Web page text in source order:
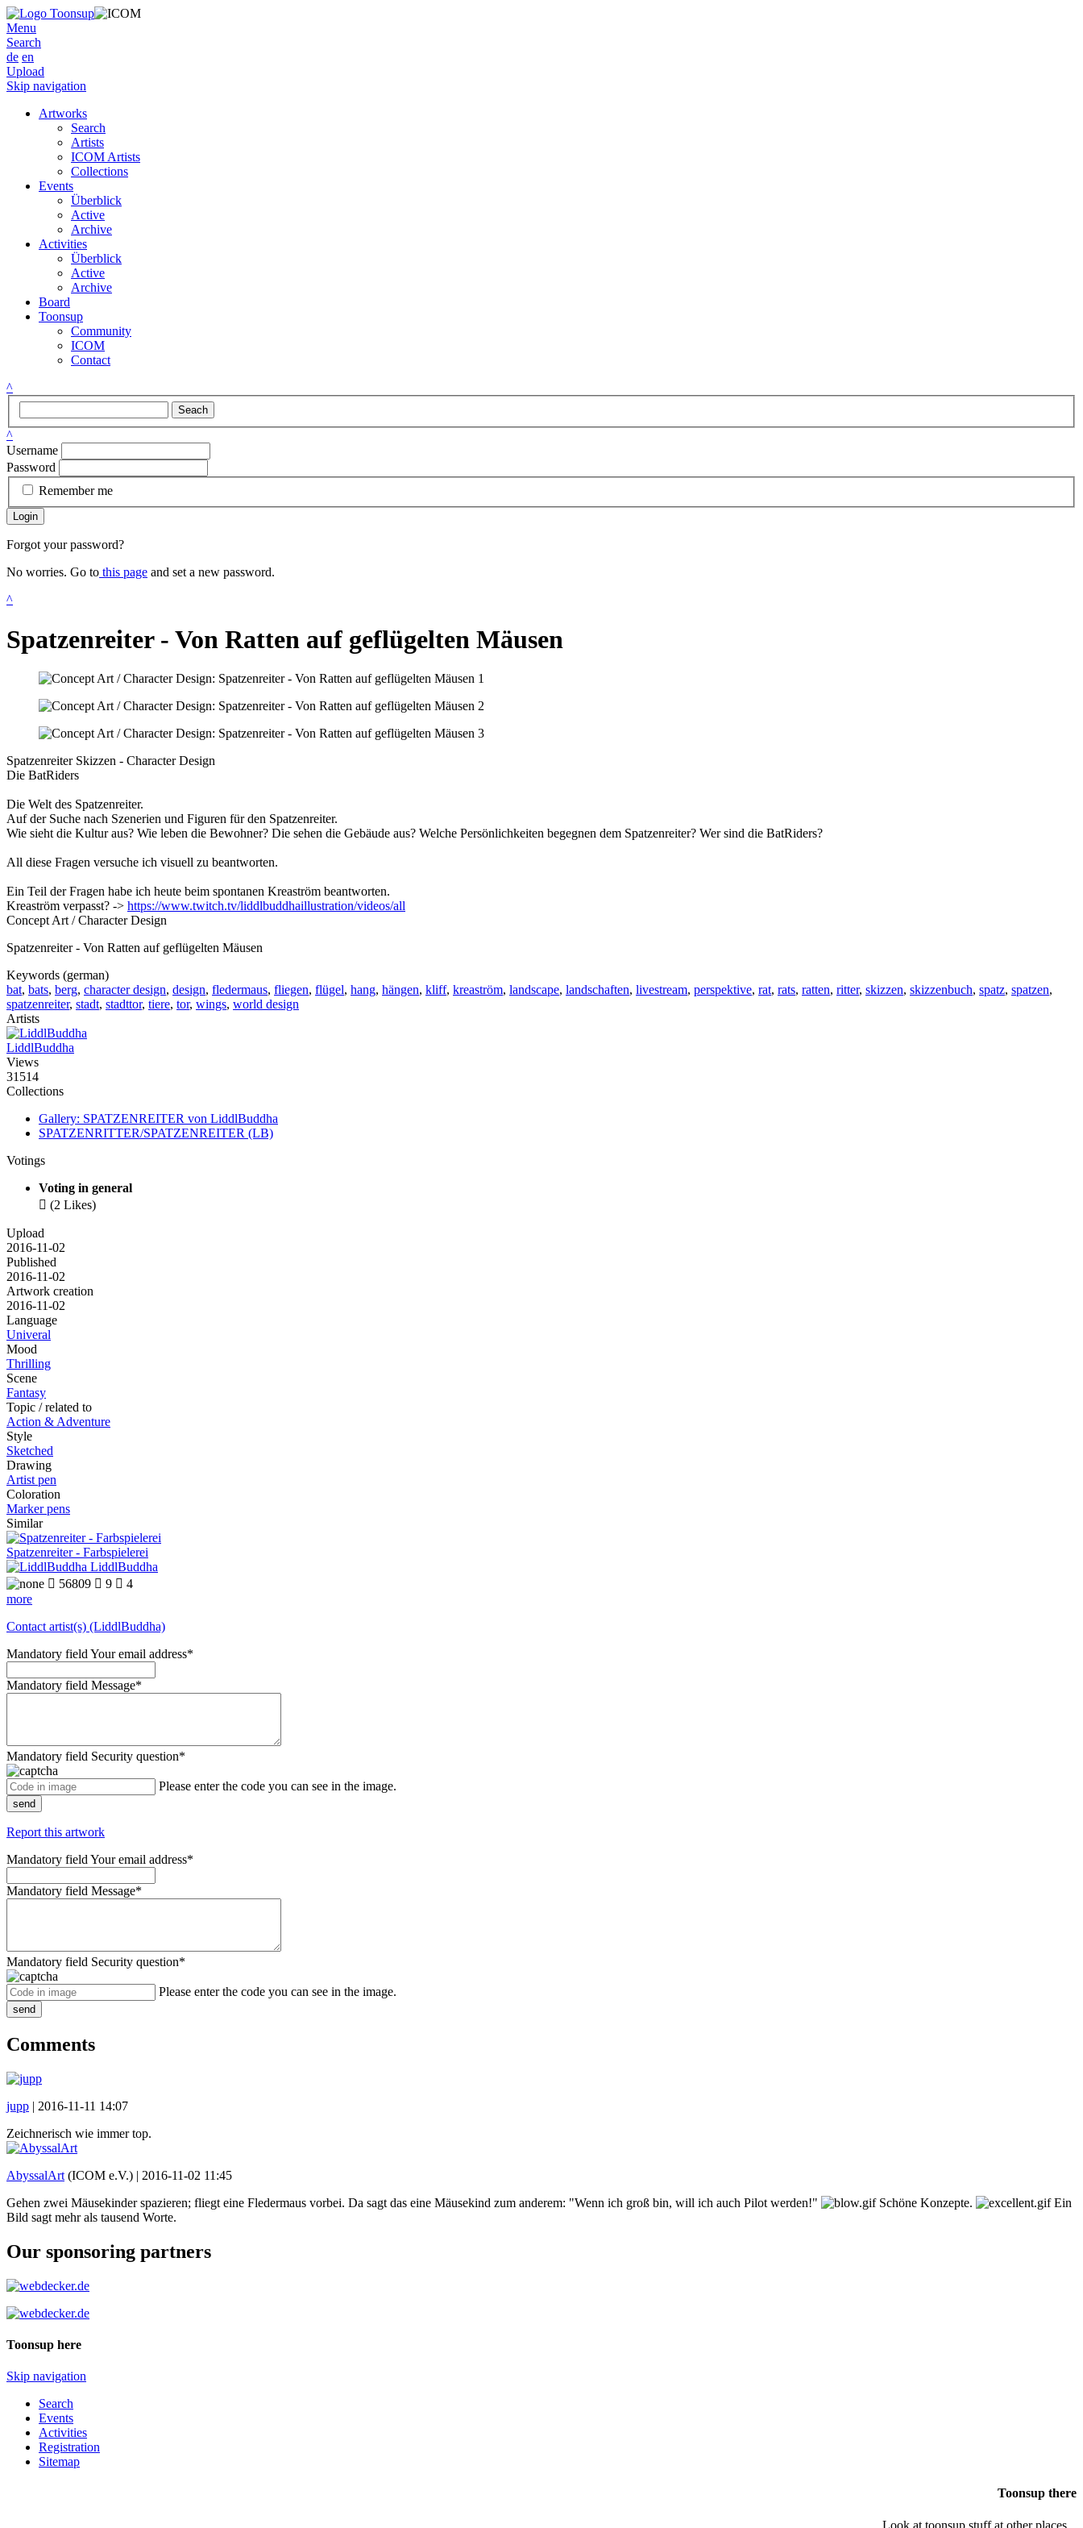
Menu
Search
de en
Upload
Skip navigation
Artworks
Search
Artists
ICOM Artists
Collections
Events
Überblick
Active
Archive
Activities
Überblick
Active
Archive
Board
Toonsup
Community
ICOM
Contact
^
Seach
^
Username
Password
Remember me
Login
Forgot your password?
No worries. Go to this page and set a new password.
^
Spatzenreiter - Von Ratten auf geflügelten Mäusen
Spatzenreiter Skizzen - Character Design
Die BatRiders
Die Welt des Spatzenreiter.
Auf der Suche nach Szenerien und Figuren für den Spatzenreiter.
Wie sieht die Kultur aus? Wie leben die Bewohner? Die sehen die Gebäude aus? Welche Persönlichkeiten begegnen dem Spatzenreiter? Wer sind die BatRiders?
All diese Fragen versuche ich visuell zu beantworten.
Ein Teil der Fragen habe ich heute beim spontanen Kreaström beantworten.
Kreaström verpasst? -> https://www.twitch.tv/liddlbuddhaillustration/videos/all
Concept Art / Character Design
Spatzenreiter - Von Ratten auf geflügelten Mäusen
Keywords (german)
bat, bats, berg, character design, design, fledermaus, fliegen, flügel, hang, hängen, kliff, kreaström, landscape, landschaften, livestream, perspektive, rat, rats, ratten, ritter, skizzen, skizzenbuch, spatz, spatzen,
spatzenreiter, stadt, stadttor, tiere, tor, wings, world design
Artists
LiddlBuddha
Views
31514
Collections
Gallery: SPATZENREITER von LiddlBuddha
SPATZENRITTER/SPATZENREITER (LB)
Votings
Voting in general
 (2 Likes)
Upload
2016-11-02
Published
2016-11-02
Artwork creation
2016-11-02
Language
Univeral
Mood
Thrilling
Scene
Fantasy
Topic / related to
Action & Adventure
Style
Sketched
Drawing
Artist pen
Coloration
Marker pens
Similar
Spatzenreiter - Farbspielerei
LiddlBuddha
 56809  9  4
more
Contact artist(s) (LiddlBuddha)
Mandatory field Your email address*
Mandatory field Message*
Mandatory field Security question*
Please enter the code you can see in the image.
send
Report this artwork
Mandatory field Your email address*
Mandatory field Message*
Mandatory field Security question*
Please enter the code you can see in the image.
send
Comments
jupp | 2016-11-11 14:07
Zeichnerisch wie immer top.
AbyssalArt (ICOM e.V.) | 2016-11-02 11:45
Gehen zwei Mäusekinder spazieren; fliegt eine Fledermaus vorbei. Da sagt das eine Mäusekind zum anderem: "Wenn ich groß bin, will ich auch Pilot werden!"
Schöne Konzepte.
Ein
Bild sagt mehr als tausend Worte.
Our sponsoring partners
Toonsup here
Skip navigation
Search
Events
Activities
Registration
Sitemap
Toonsup there
Look at toonsup stuff at other places...